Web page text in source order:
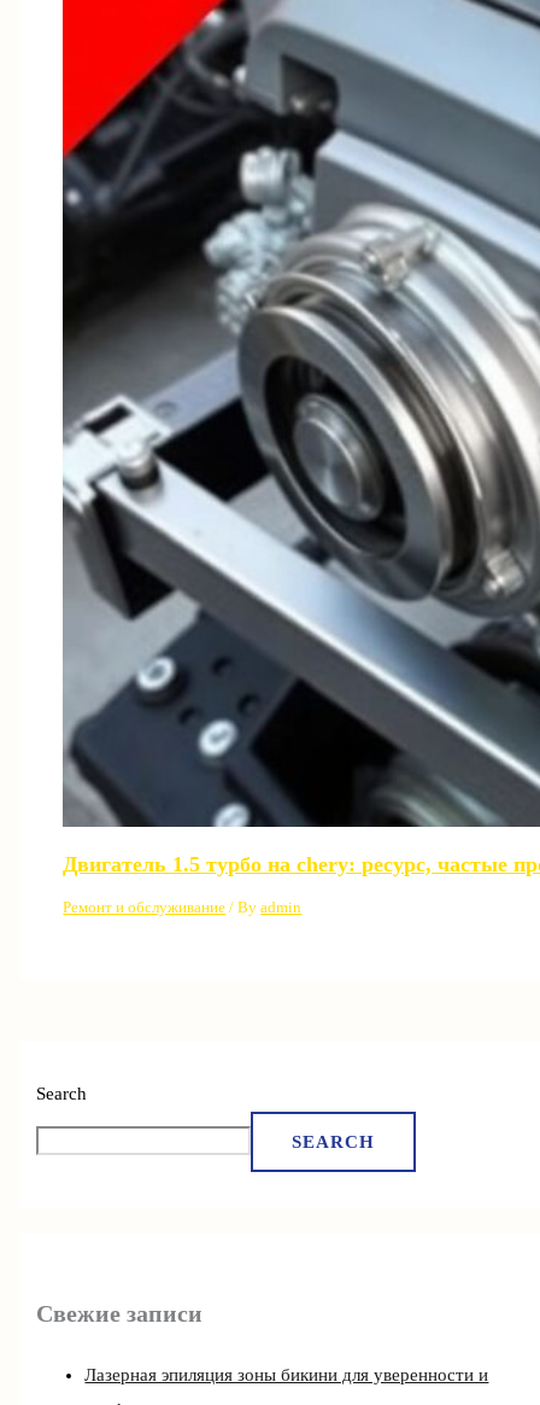
Search
SEARCH
Свежие записи
Лазерная эпиляция зоны бикини для уверенности и
Двигатель 1.5 турбо на chery: ресурс, частые
Ремонт и обслуживание / Byadmin